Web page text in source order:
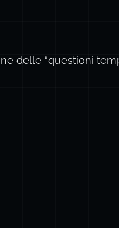
delle “questioni